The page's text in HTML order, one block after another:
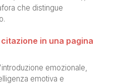
che distingue
in una pagina
emozionale,
emotiva e